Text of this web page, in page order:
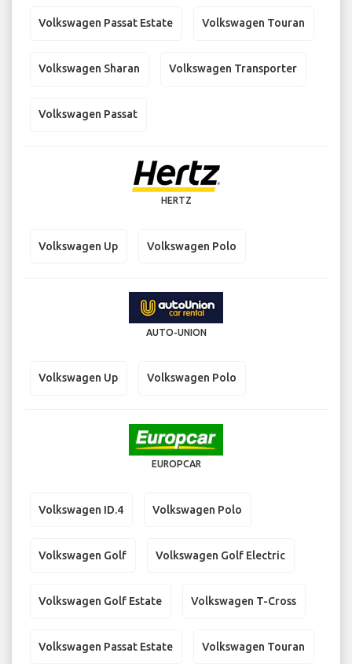
Volkswagen Passat Estate Volkswagen Touran
Volkswagen Sharan Volkswagen Transporter
Volkswagen Passat
HERTZ
Volkswagen Up Volkswagen Polo
AUTO-UNION
Volkswagen Up Volkswagen Polo
EUROPCAR
Volkswagen ID.4 Volkswagen Polo
Volkswagen Golf Volkswagen Golf Electric
Volkswagen Golf Estate Volkswagen T-Cross
Volkswagen Passat Estate Volkswagen Touran